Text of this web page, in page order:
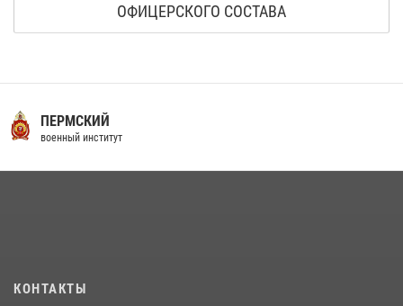
ОФИЦЕРСКОГО СОСТАВА
ПЕРМСКИЙ
военный институт
КОНТАКТЫ